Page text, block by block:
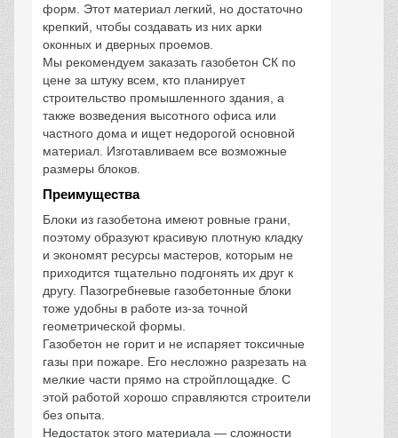
форм. Этот материал легкий, но достаточно
крепкий, чтобы создавать из них арки
оконных и дверных проемов.
Мы рекомендуем заказать газобетон СК по
цене за штуку всем, кто планирует
строительство промышленного здания, а
также возведения высотного офиса или
частного дома и ищет недорогой основной
материал. Изготавливаем все возможные
размеры блоков.
Преимущества
Блоки из газобетона имеют ровные грани,
поэтому образуют красивую плотную кладку
и экономят ресурсы мастеров, которым не
приходится тщательно подгонять их друг к
другу. Пазогребневые газобетонные блоки
тоже удобны в работе из-за точной
геометрической формы.
Газобетон не горит и не испаряет токсичные
газы при пожаре. Его несложно разрезать на
мелкие части прямо на стройплощадке. С
этой работой хорошо справляются строители
без опыта.
Недостаток этого материала — сложности